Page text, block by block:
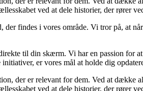
ved at dele historier, der rører
findes i vores område. Vi tror på, at
til din skærm. Vi har en passion for
er vores mål at holde dig
der er relevant for dem. Ved at dække
ved at dele historier, der rører